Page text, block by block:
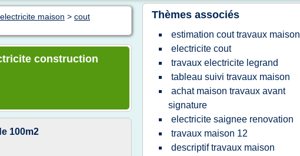
electricite maison > cout
construction
100m2
Thèmes associés
estimation cout travaux maison
electricite cout
travaux electricite legrand
tableau suivi travaux maison
achat maison travaux avant
signature
electricite saignee renovation
travaux maison 12
descriptif travaux maison